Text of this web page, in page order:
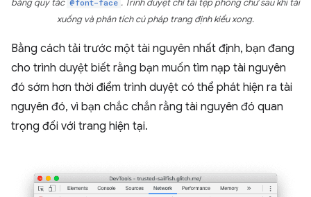
bằng quy tắc @font-face . Trình duyệt chỉ tải tệp phông chữ sau khi tải
xuống và phân tích cú pháp trang định kiểu xong.
Bằng cách tải trước một tài nguyên nhất định, bạn đang
cho trình duyệt biết rằng bạn muốn tìm nạp tài nguyên
đó sớm hơn thời điểm trình duyệt có thể phát hiện ra tài
nguyên đó, vì bạn chắc chắn rằng tài nguyên đó quan
trọng đối với trang hiện tại.